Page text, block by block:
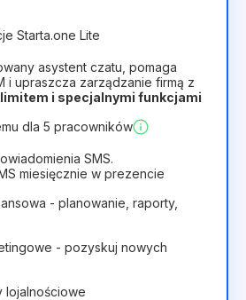
-25%) Opłacalny
Starta.one Lite
asystent czatu, pomaga
i upraszcza zarządzanie firmą z
i specjalnymi funkcjami
dla 5 pracowników
SMS.
miesięcznie w prezencie
- planowanie, raporty,
- pozyskuj nowych
lojalnościowe